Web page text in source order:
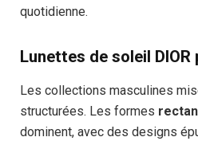
quotidienne.
Lunettes de soleil
Les collections masculines
structurées. Les formes
dominent, avec des designs